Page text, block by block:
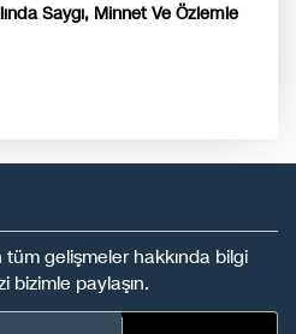
Saygı, Minnet Ve Özlemle
gelişmeler hakkında bilgi
bizimle paylaşın.